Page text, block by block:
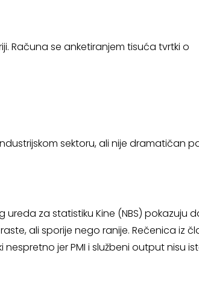
Računa se anketiranjem tisuća tvrtki o
sektoru, ali nije dramatičan
za statistiku Kine (NBS) pokazuju
ali sporije nego ranije. Rečenica iz
jer PMI i službeni output nisu